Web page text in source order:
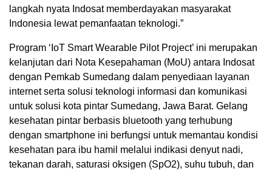
langkah nyata Indosat memberdayakan masyarakat
Indonesia lewat pemanfaatan teknologi.”
Program ‘IoT Smart Wearable Pilot Project’ ini merupakan
kelanjutan dari Nota Kesepahaman (MoU) antara Indosat
dengan Pemkab Sumedang dalam penyediaan layanan
internet serta solusi teknologi informasi dan komunikasi
untuk solusi kota pintar Sumedang, Jawa Barat. Gelang
kesehatan pintar berbasis bluetooth yang terhubung
dengan smartphone ini berfungsi untuk memantau kondisi
kesehatan para ibu hamil melalui indikasi denyut nadi,
tekanan darah, saturasi oksigen (SpO2), suhu tubuh, dan